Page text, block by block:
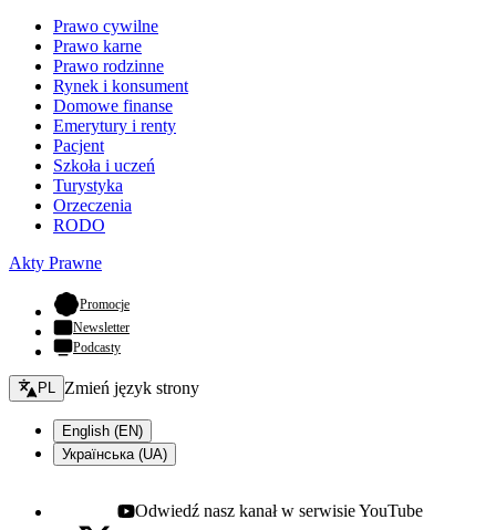
Prawo cywilne
Prawo karne
Prawo rodzinne
Rynek i konsument
Domowe finanse
Emerytury i renty
Pacjent
Szkoła i uczeń
Turystyka
Orzeczenia
RODO
Akty Prawne
Promocje- otwiera się w nowej karcie
Newsletter
Podcasty
Zmień język - bieżący:
PL Zmień język strony
English (EN)
Українська (UA)
Youtube - otwiera się w nowej karcie
Odwiedź nasz kanał w serwisie YouTube